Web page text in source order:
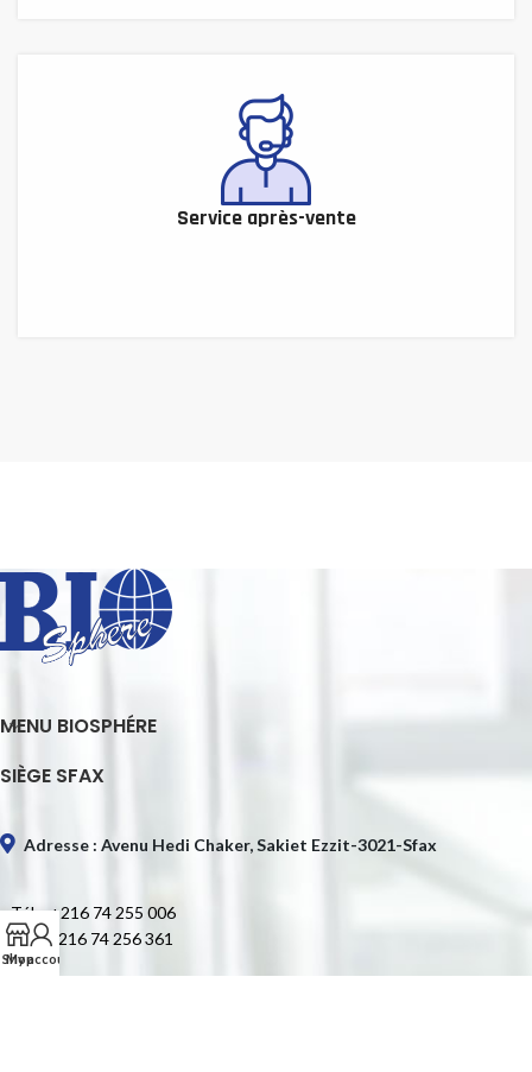
Service après-vente
MENU BIOSPHÉRE
SIÈGE SFAX
Adresse : Avenu Hedi Chaker, Sakiet Ezzit-3021-Sfax
Tél. : +216 74 255 006
Fax : +216 74 256 361
Shop
My account